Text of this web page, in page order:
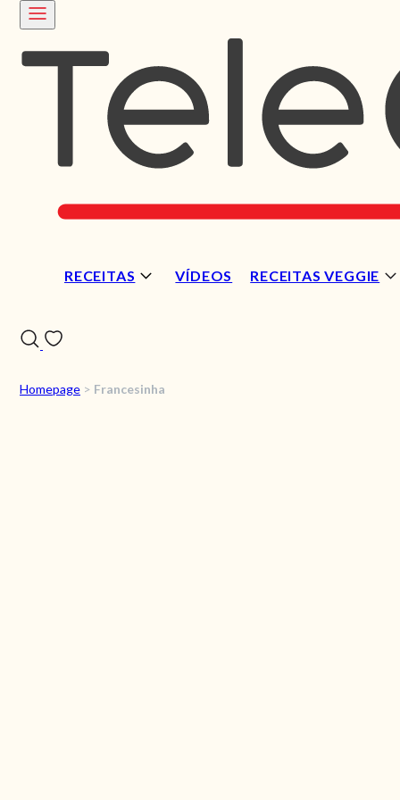
RECEITAS VÍDEOS RECEITAS VEGGIE
Homepage > Francesinha